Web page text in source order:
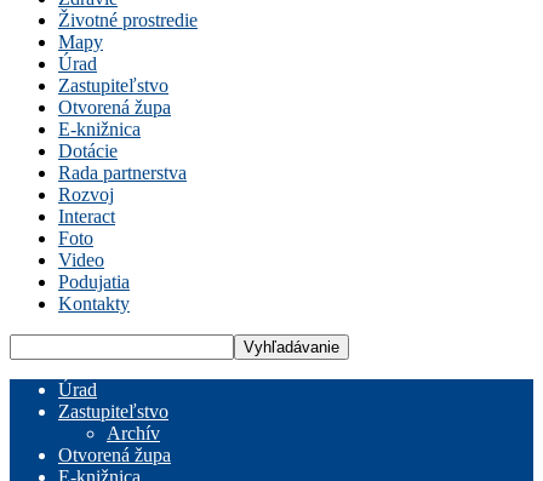
Životné prostredie
Mapy
Úrad
Zastupiteľstvo
Otvorená župa
E-knižnica
Dotácie
Rada partnerstva
Rozvoj
Interact
Foto
Video
Podujatia
Kontakty
Úrad
Zastupiteľstvo
Archív
Otvorená župa
E-knižnica